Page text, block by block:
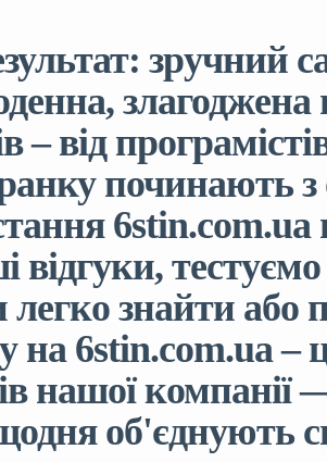
зручний
злагоджена
– від
починають з
відгуки,
легко знайти
на 6stin.com.ua –
нашої
об'єднують